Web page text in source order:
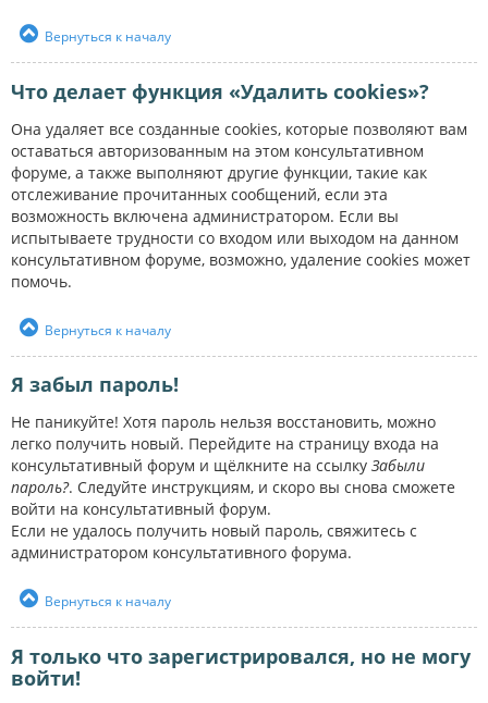
Вернуться к началу
Что делает функция «Удалить cookies»?
Она удаляет все созданные cookies, которые позволяют вам
оставаться авторизованным на этом консультативном
форуме, а также выполняют другие функции, такие как
отслеживание прочитанных сообщений, если эта
возможность включена администратором. Если вы
испытываете трудности со входом или выходом на данном
консультативном форуме, возможно, удаление cookies может
помочь.
Вернуться к началу
Я забыл пароль!
Не паникуйте! Хотя пароль нельзя восстановить, можно
легко получить новый. Перейдите на страницу входа на
консультативный форум и щёлкните на ссылку Забыли
пароль?. Следуйте инструкциям, и скоро вы снова сможете
войти на консультативный форум.
Если не удалось получить новый пароль, свяжитесь с
администратором консультативного форума.
Вернуться к началу
Я только что зарегистрировался, но не могу
войти!